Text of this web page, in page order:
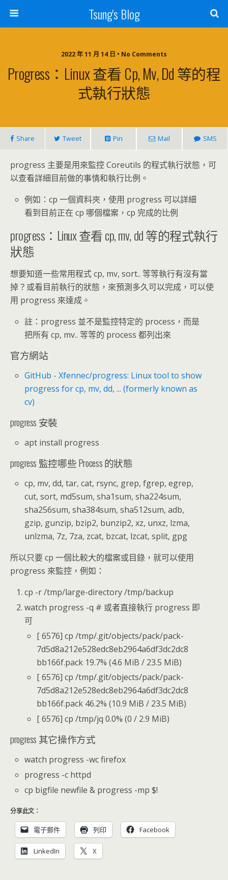
Tsung's Blog
2022 年 11 月 14 日 • No Comments
Progress：Linux 查看 Cp, Mv, Dd 等的程
式執行狀態
Share Tweet Pin Mail SMS
progress 主要是用來監控 Coreutils 的程式執行狀態，可
以查看詳細目前做的事情和執行比例。
例如：cp 一個資料夾，使用 progress 可以詳細
看到目前正在 cp 哪個檔案，cp 完成的比例
progress：Linux 查看 cp, mv, dd 等的程式執行
狀態
想要知道一些常用程式 cp, mv, sort.. 等等執行有沒有當
掉？或看目前執行的狀態，來預測多久可以完成，可以使
用 progress 來達成。
註：progress 並不是監控特定的 process，而是
把所有 cp, mv.. 等等的 process 都列出來
官方網站
GitHub - Xfennec/progress: Linux tool to show
progress for cp, mv, dd, ... (formerly known as
cv)
progress 安裝
apt install progress
progress 監控哪些 Process 的狀態
cp, mv, dd, tar, cat, rsync, grep, fgrep, egrep,
cut, sort, md5sum, sha1sum, sha224sum,
sha256sum, sha384sum, sha512sum, adb,
gzip, gunzip, bzip2, bunzip2, xz, unxz, lzma,
unlzma, 7z, 7za, zcat, bzcat, lzcat, split, gpg
所以只要 cp 一個比較大的檔案或目錄，就可以使用
progress 來監控，例如：
cp -r /tmp/large-directory /tmp/backup
watch progress -q # 或者直接執行 progress 即
可
[ 6576] cp /tmp/.git/objects/pack/pack-
7d5d8a212e528edc8eb2964a6df3dc2dc8
bb166f.pack 19.7% (4.6 MiB / 23.5 MiB)
[ 6576] cp /tmp/.git/objects/pack/pack-
7d5d8a212e528edc8eb2964a6df3dc2dc8
bb166f.pack 46.2% (10.9 MiB / 23.5 MiB)
[ 6576] cp /tmp/jq 0.0% (0 / 2.9 MiB)
progress 其它操作方式
watch progress -wc firefox
progress -c httpd
cp bigfile newfile & progress -mp $!
分享此文：
電子郵件 列印 Facebook
LinkedIn X